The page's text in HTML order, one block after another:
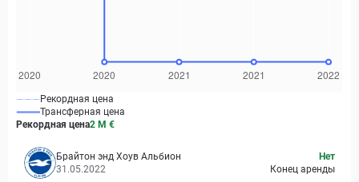
Рекордная цена
Трансферная цена
Рекордная цена2 M €
Брайтон энд Хоув Альбион
31.05.2022
Нет
Конец аренды